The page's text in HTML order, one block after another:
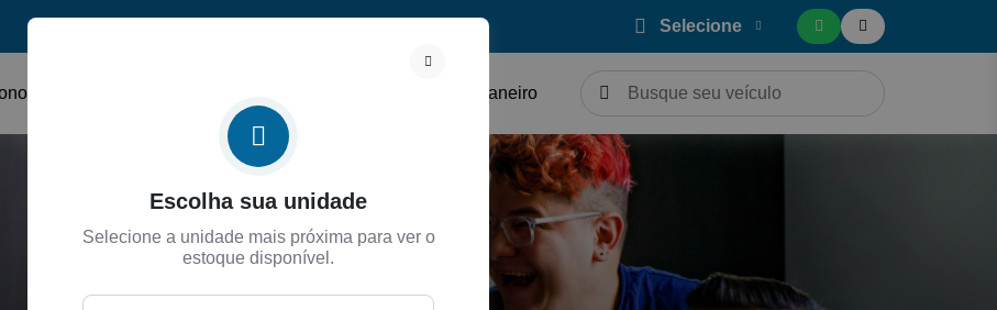
Selecione
Ofertas 0km no Rio de Janeiro
Escolha sua unidade
Selecione a unidade mais próxima para ver o
estoque disponível.